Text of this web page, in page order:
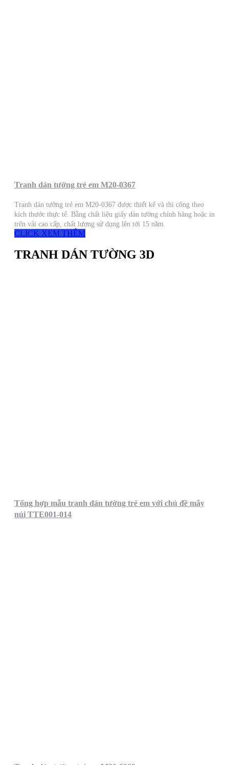
Tranh dán tường trẻ em M20-0367
Tranh dán tường trẻ em M20-0367 được thiết kế và thi công theo
kích thước thực tế. Bằng chất liệu giấy dán tường chính hãng hoặc in
trên vải cao cấp, chất lượng sử dụng lên tới 15 năm.
CLICK XEM THÊM
TRANH DÁN TƯỜNG 3D
Tổng hợp mẫu tranh dán tường trẻ em với chủ đề mây
núi TTE001-014